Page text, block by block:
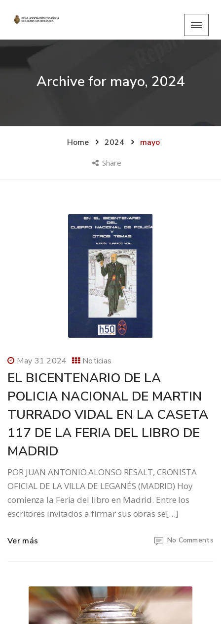
Archive for mayo, 2024
Home 2024 mayo
Share
May 31 2024 Noticias
EL BICENTENARIO DE LA
POLICIA NACIONAL DE MARTIN
TURRADO VIDAL EN LA CASETA
117 DE LA FERIA DEL LIBRO DE
MADRID
POR JUAN ANTONIO ALONSO RESALT, CRONISTA
OFICIAL DE LA VILLA DE LEGANÉS (MADRID) Hoy
comienza la Feria del libro en Madrid. Entre los
escritores invitados a firmar sus obras se[…]
Ver más No Comments